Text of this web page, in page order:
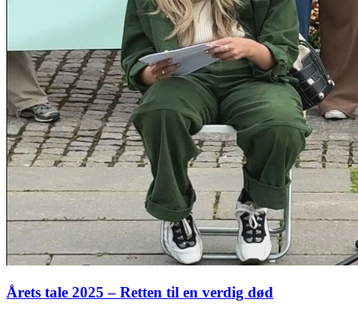
Årets tale 2025 – Retten til en verdig død